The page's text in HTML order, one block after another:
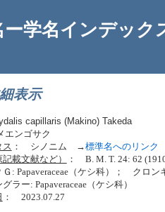
ー学名インデック
表示
capillaris (Makino) Takeda
ンゴサク
ス ： シノニム →標準名へのリンク
載文献など）
： B. M. T. 24: 62
: Papaveraceae（ケシ科）； クロン
ラー: Papaveraceae（ケシ科）
： 2023.07.27